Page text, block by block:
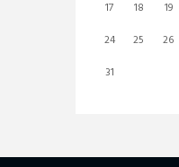
17
18 19
24
25 26
31